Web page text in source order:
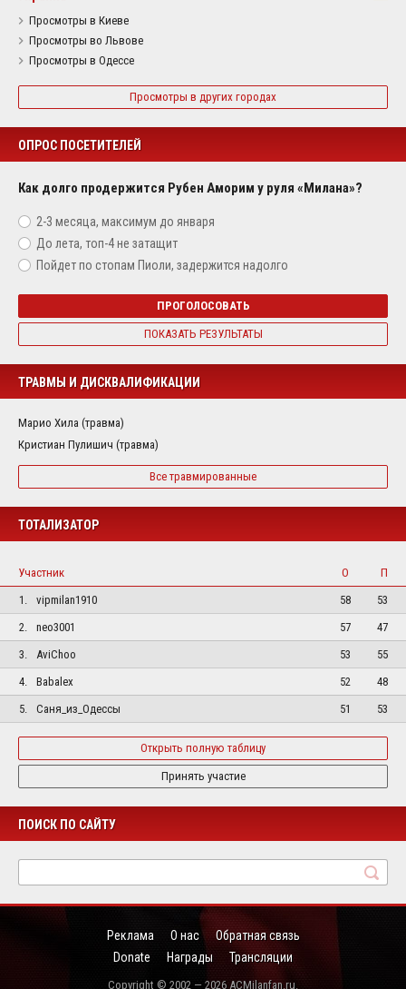
Просмотры в Киеве
Просмотры во Львове
Просмотры в Одессе
Просмотры в других городах
ОПРОС ПОСЕТИТЕЛЕЙ
Как долго продержится Рубен Аморим у руля «Милана»?
2-3 месяца, максимум до января
До лета, топ-4 не затащит
Пойдет по стопам Пиоли, задержится надолго
ПРОГОЛОСОВАТЬ
ПОКАЗАТЬ РЕЗУЛЬТАТЫ
ТРАВМЫ И ДИСКВАЛИФИКАЦИИ
Марио Хила (травма)
Кристиан Пулишич (травма)
Все травмированные
ТОТАЛИЗАТОР
Участник О
П
1.
vipmilan1910 58
53
2.
neo3001 57
47
3.
AviChoo 53
55
4.
Babalex 52
48
5.
Саня_из_Одессы 51 53
Открыть полную таблицу
Принять участие
ПОИСК ПО САЙТУ
Реклама О нас
Обратная связь
Donate
Награды Трансляции
Copyright © 2002 — 2026 ACMilanfan.ru.